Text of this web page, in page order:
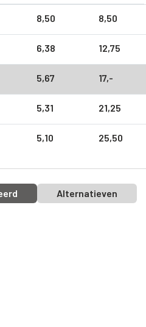
8,50 8,50
6,38 12,75
5,67 17,-
5,31 21,25
5,10 25,50
Alternatieven